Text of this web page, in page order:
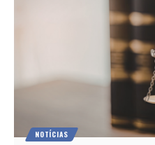
NOTÍCIAS